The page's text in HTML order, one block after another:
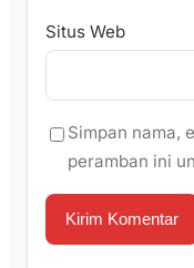
Situs Web
Simpan nama,
peramban ini